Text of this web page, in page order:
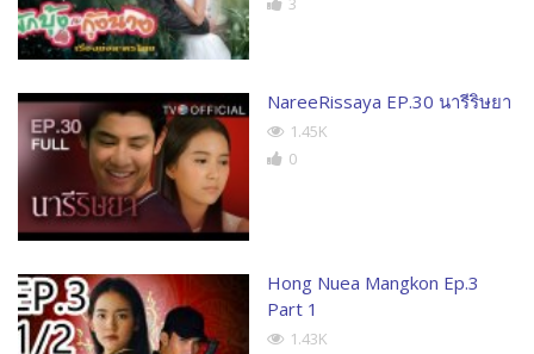
NareeRissaya EP.30 นารีริษยา
1.45K
0
Hong Nuea Mangkon Ep.3
Part 1
1.43K